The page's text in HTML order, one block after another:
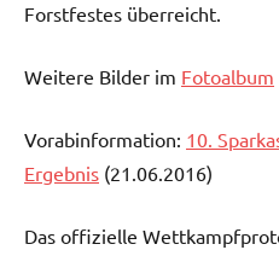
Forstfestes überreicht.
Weitere Bilder im Fotoalbum
Vorabinformation: 10.
Ergebnis (21.06.2016)
Das offizielle